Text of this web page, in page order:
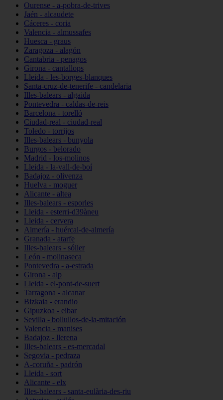
Ourense - a-pobra-de-trives
Jaén - alcaudete
Cáceres - coria
Valencia - almussafes
Huesca - graus
Zaragoza - alagón
Cantabria - penagos
Girona - cantallops
Lleida - les-borges-blanques
Santa-cruz-de-tenerife - candelaria
Illes-balears - algaida
Pontevedra - caldas-de-reis
Barcelona - torelló
Ciudad-real - ciudad-real
Toledo - torrijos
Illes-balears - bunyola
Burgos - belorado
Madrid - los-molinos
Lleida - la-vall-de-boí
Badajoz - olivenza
Huelva - moguer
Alicante - altea
Illes-balears - esporles
Lleida - esterri-d39àneu
Lleida - cervera
Almería - huércal-de-almería
Granada - atarfe
Illes-balears - sóller
León - molinaseca
Pontevedra - a-estrada
Girona - alp
Lleida - el-pont-de-suert
Tarragona - alcanar
Bizkaia - erandio
Gipuzkoa - eibar
Sevilla - bollullos-de-la-mitación
Valencia - manises
Badajoz - llerena
Illes-balears - es-mercadal
Segovia - pedraza
A-coruña - padrón
Lleida - sort
Alicante - elx
Illes-balears - santa-eulària-des-riu